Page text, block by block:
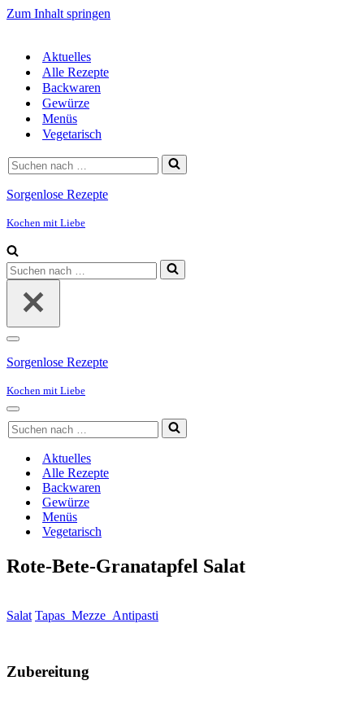
Zum Inhalt springen
Aktuelles
Alle Rezepte
Backwaren
Gewürze
Menüs
Vegetarisch
Suchen
nach …
Sorgenlose Rezepte
Kochen mit Liebe
Suchen
nach …
Navigationsmenü
Sorgenlose Rezepte
Kochen mit Liebe
Navigationsmenü
Suchen
nach …
Aktuelles
Alle Rezepte
Backwaren
Gewürze
Menüs
Vegetarisch
Rote-Bete-Granatapfel Salat
Salat Tapas_Mezze_Antipasti
Zubereitung